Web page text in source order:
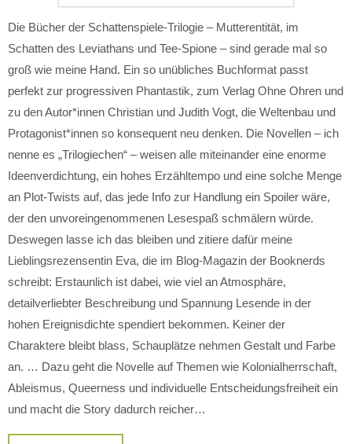
Die Bücher der Schattenspiele-Trilogie – Mutterentität, im
Schatten des Leviathans und Tee-Spione – sind gerade mal so
groß wie meine Hand. Ein so unübliches Buchformat passt
perfekt zur progressiven Phantastik, zum Verlag Ohne Ohren und
zu den Autor*innen Christian und Judith Vogt, die Weltenbau und
Protagonist*innen so konsequent neu denken. Die Novellen – ich
nenne es „Trilogiechen“ – weisen alle miteinander eine enorme
Ideenverdichtung, ein hohes Erzähltempo und eine solche Menge
an Plot-Twists auf, das jede Info zur Handlung ein Spoiler wäre,
der den unvoreingenommenen Lesespaß schmälern würde.
Deswegen lasse ich das bleiben und zitiere dafür meine
Lieblingsrezensentin Eva, die im Blog-Magazin der Booknerds
schreibt: Erstaunlich ist dabei, wie viel an Atmosphäre,
detailverliebter Beschreibung und Spannung Lesende in der
hohen Ereignisdichte spendiert bekommen. Keiner der
Charaktere bleibt blass, Schauplätze nehmen Gestalt und Farbe
an. … Dazu geht die Novelle auf Themen wie Kolonialherrschaft,
Ableismus, Queerness und individuelle Entscheidungsfreiheit ein
und macht die Story dadurch reicher…